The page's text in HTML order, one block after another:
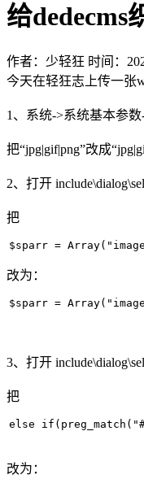
给
作者：少轻狂 时间：
今天在轻狂志上传一张
1、系统->系统基本参
把“jpg|gif|png”改成
2、打开
把
$sparr =
改为：
$sparr =
3、打开
把
else
改为：